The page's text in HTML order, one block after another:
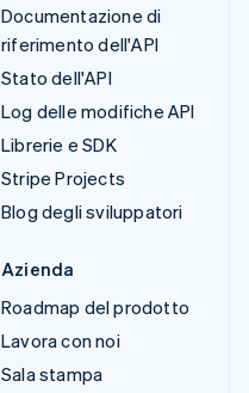
Documentazione di
riferimento dell'API
Stato dell'API
Log delle modifiche API
Librerie e SDK
Stripe Projects
Blog degli sviluppatori
Azienda
Roadmap del prodotto
Lavora con noi
Sala stampa